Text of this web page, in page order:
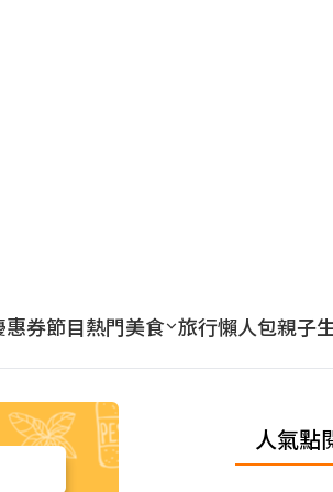
惠券節目熱門美食 旅行懶人包親子
人氣點